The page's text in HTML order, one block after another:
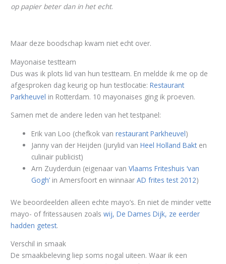
op papier beter dan in het echt.
Maar deze boodschap kwam niet echt over.
Mayonaise testteam
Dus was ik plots lid van hun testteam. En meldde ik me op de
afgesproken dag keurig op hun testlocatie:Restaurant
Parkheuvel in Rotterdam. 10 mayonaises ging ik proeven.
Samen met de andere leden van het testpanel:
Erik van Loo (chefkok vanrestaurant Parkheuvel)
Janny van der Heijden (jurylid vanHeel Holland Bakten
culinair publicist)
Arn Zuyderduin (eigenaar vanVlaams Friteshuis ‘van
Gogh’ in Amersfoort en winnaarAD frites test 2012)
We beoordeelden alleen echte mayo’s. En niet de minder vette
mayo- of fritessausen zoalswij, De Dames Dijk, ze eerder
hadden getest.
Verschil in smaak
De smaakbeleving liep soms nogal uiteen. Waar ik een